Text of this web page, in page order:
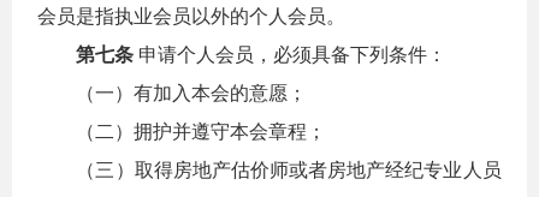
会员是指执业会员以外的个人会员。
第七条 申请个人会员，必须具备下列条件：
（一）有加入本会的意愿；
（二）拥护并遵守本会章程；
（三）取得房地产估价师或者房地产经纪专业人员